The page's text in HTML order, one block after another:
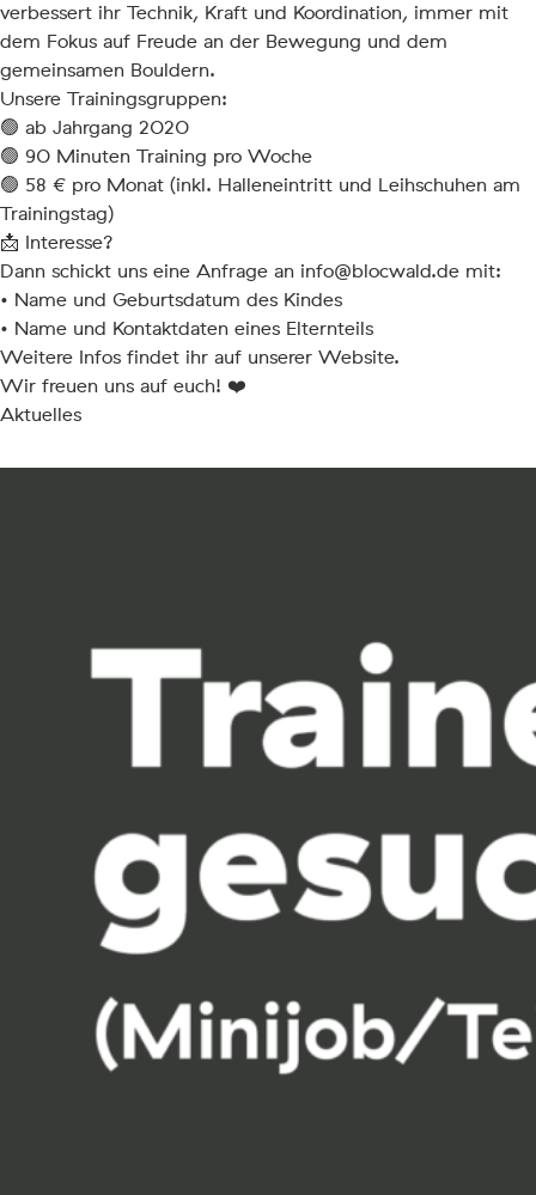
verbessert ihr Technik, Kraft und Koordination, immer mit
dem Fokus auf Freude an der Bewegung und dem
gemeinsamen Bouldern.
Unsere Trainingsgruppen:
🟢 ab Jahrgang 2020
🟢 90 Minuten Training pro Woche
🟢 58 € pro Monat (inkl. Halleneintritt und Leihschuhen am
Trainingstag)
📩 Interesse?
Dann schickt uns eine Anfrage an info@blocwald.de mit:
• Name und Geburtsdatum des Kindes
• Name und Kontaktdaten eines Elternteils
Weitere Infos findet ihr auf unserer Website.
Wir freuen uns auf euch! ❤️
Aktuelles